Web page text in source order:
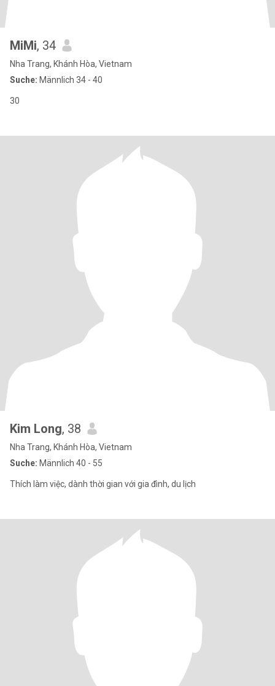
MiMi, 34
Nha Trang, Khánh Hòa, Vietnam
Suche: Männlich 34 - 40
30
Kim Long, 38
Nha Trang, Khánh Hòa, Vietnam
Suche: Männlich 40 - 55
Thích làm việc, dành thời gian với gia đình, du lịch